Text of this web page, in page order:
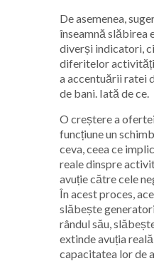
De asemenea,
înseamnă slăbirea
diverși indicatori,
diferitelor activități
a accentuării ratei
de bani. Iată de ce.
O creștere a
funcțiune un
ceva, ceea ce
reale dinspre
avuție către cele
În acest proces,
slăbește
rândul său,
extinde avuția
capacitatea lor de